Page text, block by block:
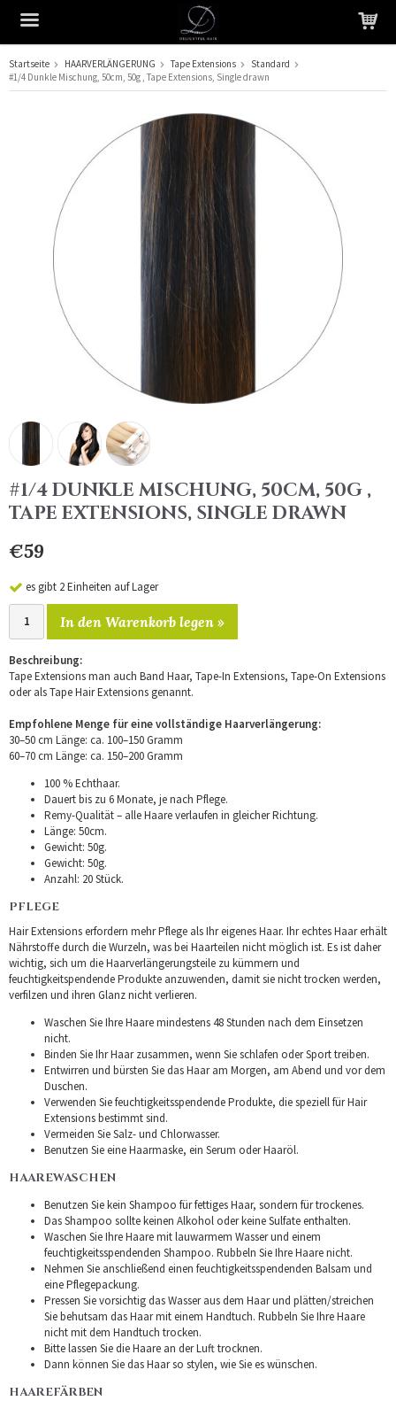
Das Produkt wurde in Ihren Warenkorb gelegt
Startseite HAARVERLÄNGERUNG Tape Extensions
Standard
#1/4 Dunkle Mischung, 50cm, 50g , Tape Extensions, Single drawn
#1/4 DUNKLE MISCHUNG, 50CM, 50G ,
TAPE EXTENSIONS, SINGLE DRAWN
€59
es gibt 2 Einheiten auf Lager
In den Warenkorb legen »
Beschreibung:
Tape Extensions man auch Band Haar, Tape-In Extensions, Tape-On Extensions
oder als Tape Hair Extensions genannt.
Empfohlene Menge für eine vollständige Haarverlängerung:
30–50 cm Länge: ca. 100–150 Gramm
60–70 cm Länge: ca. 150–200 Gramm
100 % Echthaar.
Dauert bis zu 6 Monate, je nach Pflege.
Remy-Qualität – alle Haare verlaufen in gleicher Richtung.
Länge: 50cm.
Gewicht: 50g.
Gewicht: 50g.
Anzahl: 20 Stück.
PFLEGE
Hair Extensions erfordern mehr Pflege als Ihr eigenes Haar. Ihr echtes Haar erhält
Nährstoffe durch die Wurzeln, was bei Haarteilen nicht möglich ist. Es ist daher
wichtig, sich um die Haarverlängerungsteile zu kümmern und
feuchtigkeitspendende Produkte anzuwenden, damit sie nicht trocken werden,
verfilzen und ihren Glanz nicht verlieren.
Waschen Sie Ihre Haare mindestens 48 Stunden nach dem Einsetzen
nicht.
Binden Sie Ihr Haar zusammen, wenn Sie schlafen oder Sport treiben.
Entwirren und bürsten Sie das Haar am Morgen, am Abend und vor dem
Duschen.
Verwenden Sie feuchtigkeitsspendende Produkte, die speziell für Hair
Extensions bestimmt sind.
Vermeiden Sie Salz- und Chlorwasser.
Benutzen Sie eine Haarmaske, ein Serum oder Haaröl.
HAAREWASCHEN
Benutzen Sie kein Shampoo für fettiges Haar, sondern für trockenes.
Das Shampoo sollte keinen Alkohol oder keine Sulfate enthalten.
Waschen Sie Ihre Haare mit lauwarmem Wasser und einem
feuchtigkeitsspendenden Shampoo. Rubbeln Sie Ihre Haare nicht.
Nehmen Sie anschließend einen feuchtigkeitsspendenden Balsam und
eine Pflegepackung.
Pressen Sie vorsichtig das Wasser aus dem Haar und plätten/streichen
Sie behutsam das Haar mit einem Handtuch. Rubbeln Sie Ihre Haare
nicht mit dem Handtuch trocken.
Bitte lassen Sie die Haare an der Luft trocknen.
Dann können Sie das Haar so stylen, wie Sie es wünschen.
HAAREFÄRBEN